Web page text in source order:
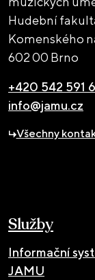
Hudební
Komenského
602 00 Brno
+420 542 591
info@jamu.cz
Všechny
Služby
Informační
JAMU